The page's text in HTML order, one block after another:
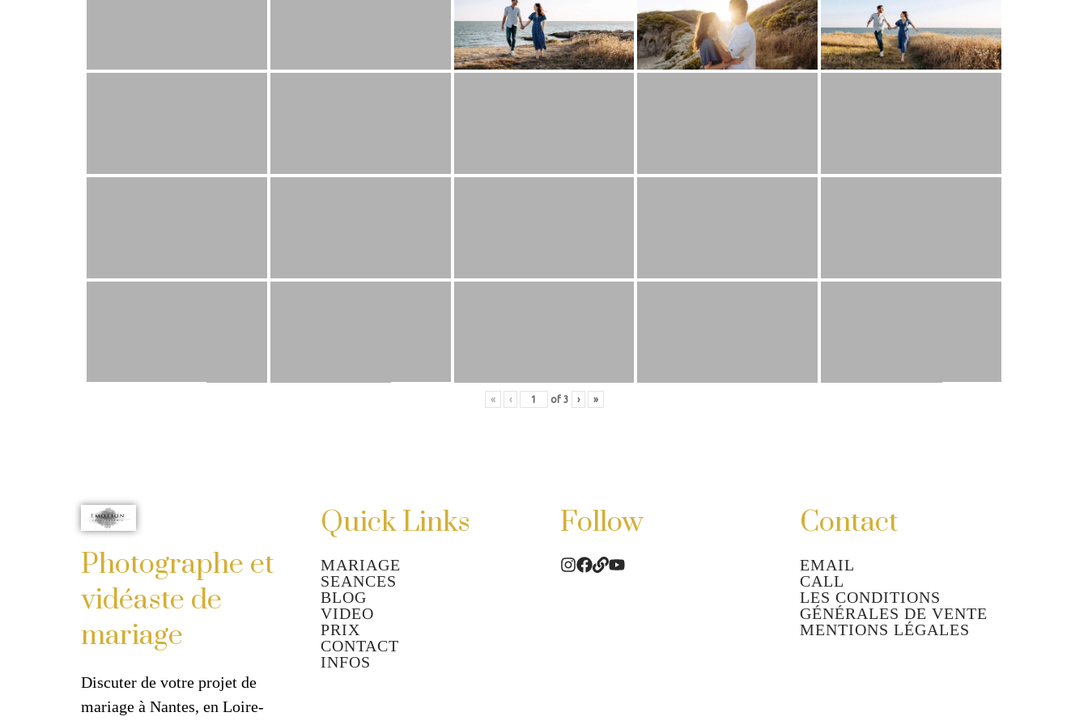
« ‹ of 3 › »
Photographe et
vidéaste de
mariage
Discuter de votre projet de
mariage à Nantes, en Loire-
Quick Links
MARIAGE
SEANCES
BLOG
VIDEO
PRIX
CONTACT
INFOS
Follow Contact
EMAIL
CALL
LES CONDITIONS
GÉNÉRALES DE VENTE
MENTIONS LÉGALES